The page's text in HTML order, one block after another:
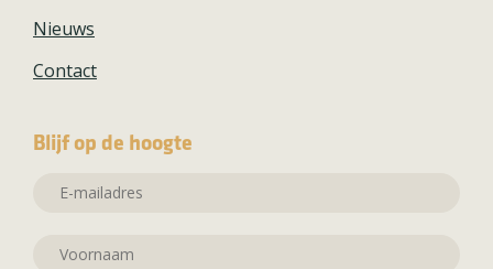
Nieuws
Contact
Blijf op de hoogte